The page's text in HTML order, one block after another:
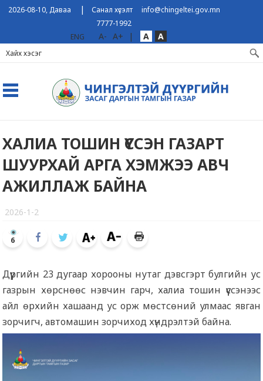
2026-08-10, Даваа | Санал хүсэлт
info@chingeltei.gov.mn
7777-1992
ENG
A- A+ | A A
ХАЛИА ТОШИН ҮҮССЭН ГАЗАРТ
ШУУРХАЙ АРГА ХЭМЖЭЭ АВЧ
АЖИЛЛАЖ БАЙНА
2026-1-2
6
Дүүргийн 23 дугаар хорооны нутаг дэвсгэрт булгийн ус
газрын хөрснөөс нэвчин гарч, халиа тошин үүссэнээс
айл өрхийн хашаанд ус орж мөстсөний улмаас явган
зорчигч, автомашин зорчиход хүндрэлтэй байна.